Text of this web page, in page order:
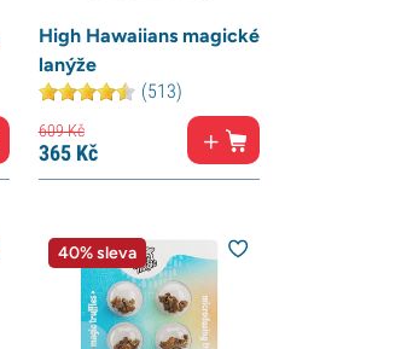
High Hawaiians magické
lanýže
(513)
609Kč
365Kč
40% sleva